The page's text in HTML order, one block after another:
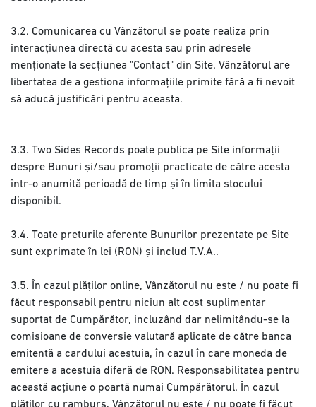
3.2. Comunicarea cu Vânzătorul se poate realiza prin
interacțiunea directă cu acesta sau prin adresele
menționate la secțiunea "Contact" din Site. Vânzătorul are
libertatea de a gestiona informațiile primite fără a fi nevoit
să aducă justificări pentru aceasta.
3.3. Two Sides Records poate publica pe Site informații
despre Bunuri și/sau promoții practicate de către acesta
într-o anumită perioadă de timp și în limita stocului
disponibil.
3.4. Toate preturile aferente Bunurilor prezentate pe Site
sunt exprimate în lei (RON) și includ T.V.A..
3.5. În cazul plăților online, Vânzătorul nu este / nu poate fi
făcut responsabil pentru niciun alt cost suplimentar
suportat de Cumpărător, incluzând dar nelimitându-se la
comisioane de conversie valutară aplicate de către banca
emitentă a cardului acestuia, în cazul în care moneda de
emitere a acestuia diferă de RON. Responsabilitatea pentru
această acțiune o poartă numai Cumpărătorul. În cazul